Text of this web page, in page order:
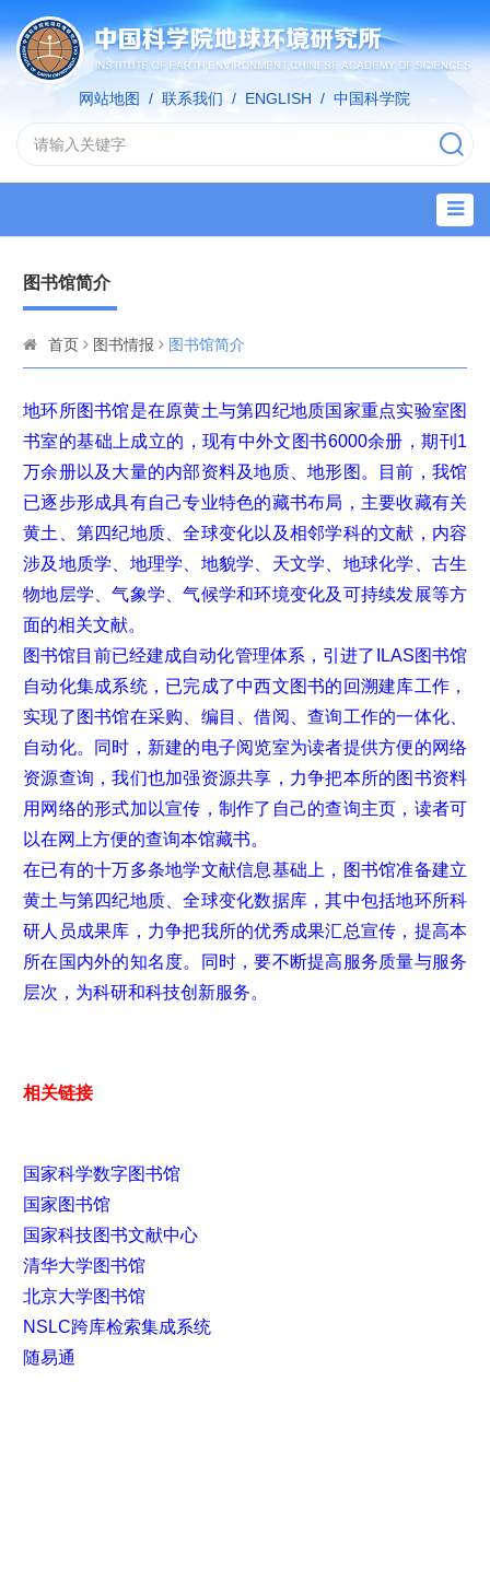
网站地图 / 联系我们 / ENGLISH / 中国科学院
图书馆简介
首页 图书情报 图书馆简介
地环所图书馆是在原黄土与第四纪地质国家重点实验室图
书室的基础上成立的，现有中外文图书6000余册，期刊1
万余册以及大量的内部资料及地质、地形图。目前，我馆
已逐步形成具有自己专业特色的藏书布局，主要收藏有关
黄土、第四纪地质、全球变化以及相邻学科的文献，内容
涉及地质学、地理学、地貌学、天文学、地球化学、古生
物地层学、气象学、气候学和环境变化及可持续发展等方
面的相关文献。
图书馆目前已经建成自动化管理体系，引进了ILAS图书馆
自动化集成系统，已完成了中西文图书的回溯建库工作，
实现了图书馆在采购、编目、借阅、查询工作的一体化、
自动化。同时，新建的电子阅览室为读者提供方便的网络
资源查询，我们也加强资源共享，力争把本所的图书资料
用网络的形式加以宣传，制作了自己的查询主页，读者可
以在网上方便的查询本馆藏书。
在已有的十万多条地学文献信息基础上，图书馆准备建立
黄土与第四纪地质、全球变化数据库，其中包括地环所科
研人员成果库，力争把我所的优秀成果汇总宣传，提高本
所在国内外的知名度。同时，要不断提高服务质量与服务
层次，为科研和科技创新服务。
相关链接
国家科学数字图书馆
国家图书馆
国家科技图书文献中心
清华大学图书馆
北京大学图书馆
NSLC跨库检索集成系统
随易通